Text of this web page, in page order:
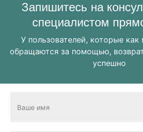
Запишитесь на
специалистом
У пользователей, которые
обращаются за помощью,
успешно